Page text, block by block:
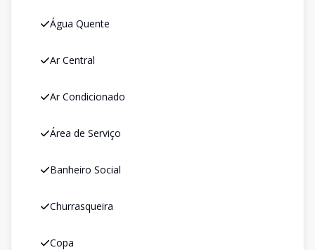
Água Quente
Ar Central
Ar Condicionado
Área de Serviço
Banheiro Social
Churrasqueira
Copa